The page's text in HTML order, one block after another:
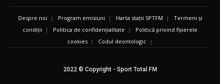
Despre noi | Program emisiuni | Harta stații SPTFM | Termeni și
condiții | Politica de confidențialitate | Politică privind fișierele
cookies | Codul deontologic |
2022 © Copyright - Sport Total FM